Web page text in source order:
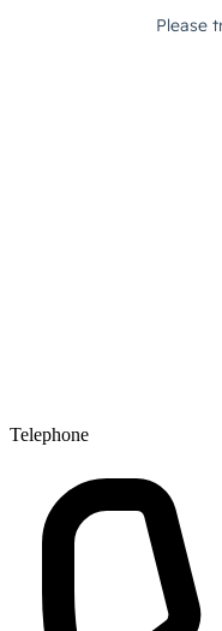
Telephone